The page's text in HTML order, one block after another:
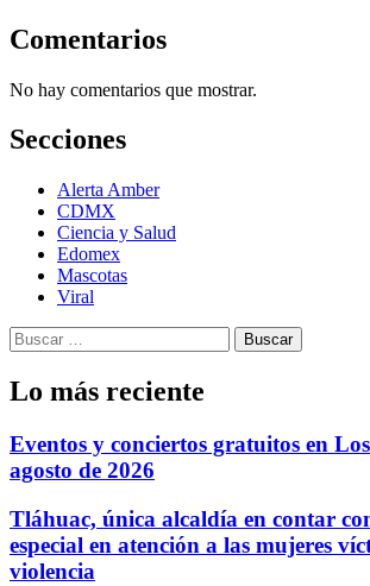
Comentarios
No hay comentarios que mostrar.
Secciones
Alerta Amber
CDMX
Ciencia y Salud
Edomex
Mascotas
Viral
Buscar:
Lo más reciente
Eventos y conciertos gratuitos en
agosto de 2026
Tláhuac, única alcaldía en contar
especial en atención a las mujeres
violencia